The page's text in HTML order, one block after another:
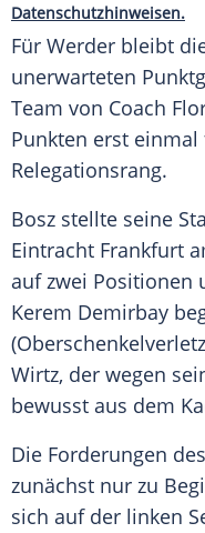
Datenschutzhinweisen.
Für Werder bleibt
unerwarteten
Team von Coach
Punkten erst
Relegationsrang.
Bosz stellte seine
Eintracht Frankfurt
auf zwei Positionen
Kerem Demirbay
Wirtz, der wegen
bewusst aus dem
Die Forderungen
zunächst nur zu
sich auf der linken